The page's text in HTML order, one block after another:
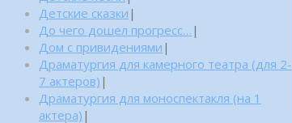
Детские сказки |
До чего дошел прогресс… |
Дом с привидениями |
Драматургия для камерного театра (для 2-
7 актеров) |
Драматургия для моноспектакля (на 1
актера) |